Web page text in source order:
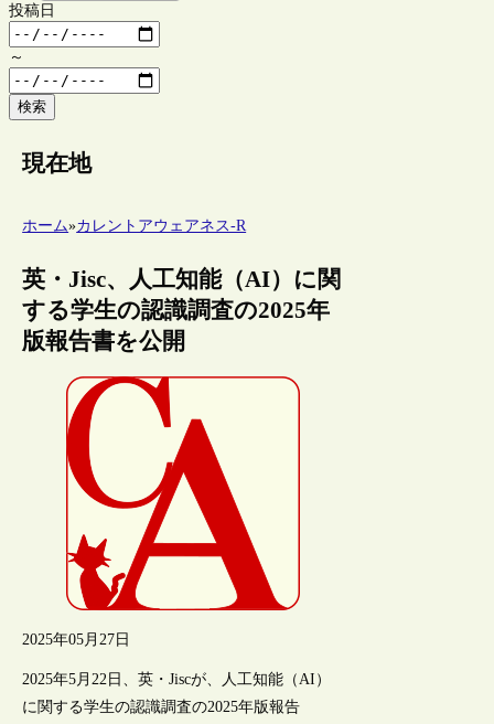
投稿日
～
検索
現在地
ホーム»カレントアウェアネス-R
英・Jisc、人工知能（AI）に関
する学生の認識調査の2025年
版報告書を公開
2025年05月27日
2025年5月22日、英・Jiscが、人工知能（AI）
に関する学生の認識調査の2025年版報告